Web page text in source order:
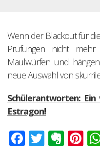
Wenn der Blackout für
Prüfungen nicht
Maulwürfen und
neue Auswahl von
Schülerantworten: Ein
Estragon!
Facebook
Twitter